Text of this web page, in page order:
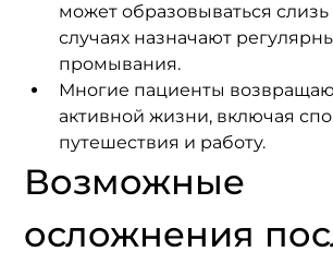
может образовываться
случаях назначают
промывания.
Многие пациенты
активной жизни, включая
путешествия и работу.
Возможные
осложнения